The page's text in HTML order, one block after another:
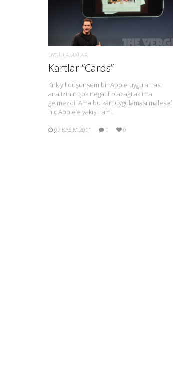
DAHA FAZLA BILGI.
UYGULAMALAR
Kartlar “Cards”
Kırk yıl düşünsem bir Apple uygulaması
analizinin çok negatif olacağı aklıma
gelmezdi. Ama bu kart uygulaması malesef
hiç Apple’e yakışmam..
07 KASIM 2011 0 0